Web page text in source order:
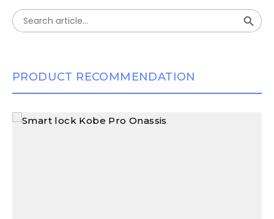
Search
for:
Search Button
PRODUCT RECOMMENDATION